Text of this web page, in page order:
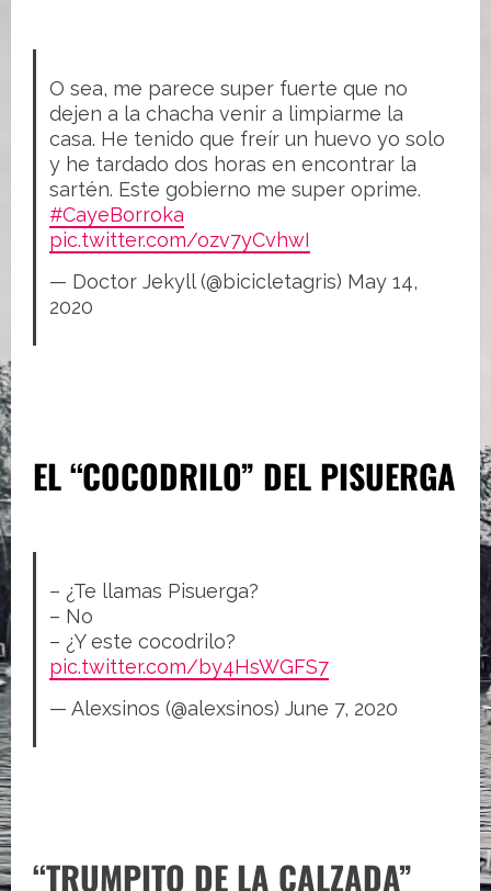
O sea, me parece super fuerte que no
dejen a la chacha venir a limpiarme la
casa. He tenido que freír un huevo yo solo
y he tardado dos horas en encontrar la
sartén. Este gobierno me super oprime.
#CayeBorroka
pic.twitter.com/ozv7yCvhwI
— Doctor Jekyll (@bicicletagris) May 14,
2020
EL “COCODRILO” DEL PISUERGA
– ¿Te llamas Pisuerga?
– No
– ¿Y este cocodrilo?
pic.twitter.com/by4HsWGFS7
— Alexsinos (@alexsinos) June 7, 2020
“TRUMPITO DE LA CALZADA”